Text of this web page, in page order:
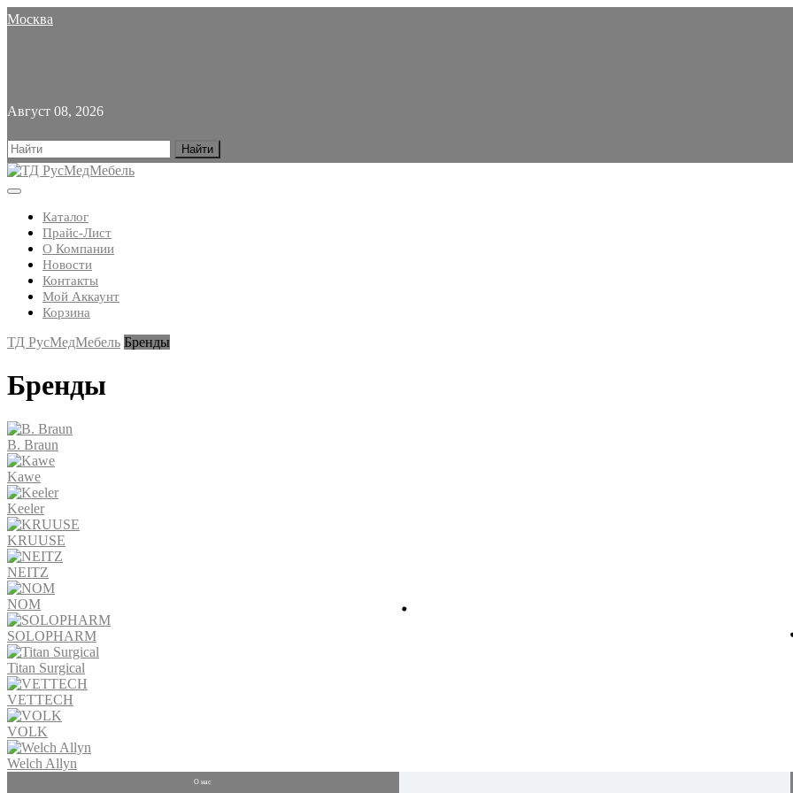
Skip
to
Москва
Август 08, 2026
Search
for:
Open
ButtonКаталог
Прайс-Лист
О Компании
Новости
Контакты
Мой Аккаунт
Корзина
Close
ТД РусМедМебель Бренды
Бренды
B. Braun
Kawe
Keeler
KRUUSE
NEITZ
NOM
SOLOPHARM
Titan Surgical
VETTECH
VOLK
Welch Allyn
О нас